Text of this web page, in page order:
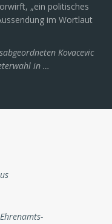
„ein politisches
im Wortlaut
Kovacevic
in …